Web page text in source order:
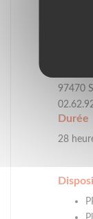
IRTS
97470
Durée
28